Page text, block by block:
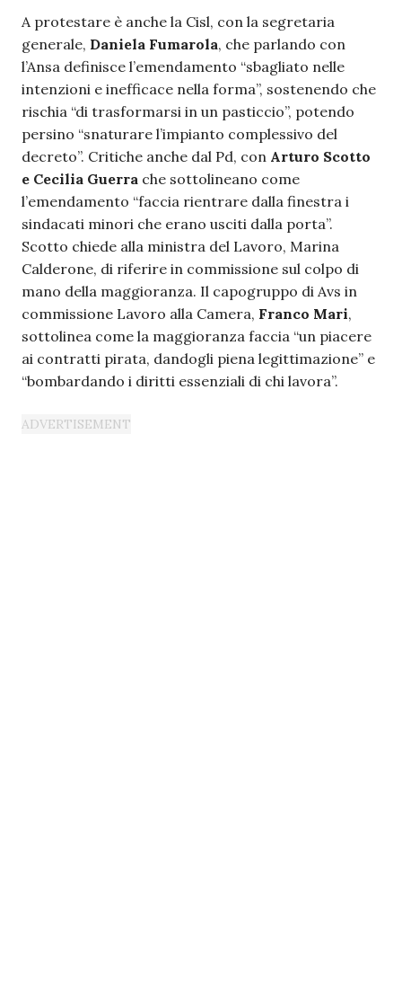
A protestare è anche la Cisl, con la segretaria
generale, Daniela Fumarola, che parlando con
l’Ansa definisce l’emendamento “sbagliato nelle
intenzioni e inefficace nella forma”, sostenendo che
rischia “di trasformarsi in un pasticcio”, potendo
persino “snaturare l’impianto complessivo del
decreto”. Critiche anche dal Pd, con Arturo Scotto
e Cecilia Guerra che sottolineano come
l’emendamento “faccia rientrare dalla finestra i
sindacati minori che erano usciti dalla porta”.
Scotto chiede alla ministra del Lavoro, Marina
Calderone, di riferire in commissione sul colpo di
mano della maggioranza. Il capogruppo di Avs in
commissione Lavoro alla Camera, Franco Mari,
sottolinea come la maggioranza faccia “un piacere
ai contratti pirata, dandogli piena legittimazione” e
“bombardando i diritti essenziali di chi lavora”.